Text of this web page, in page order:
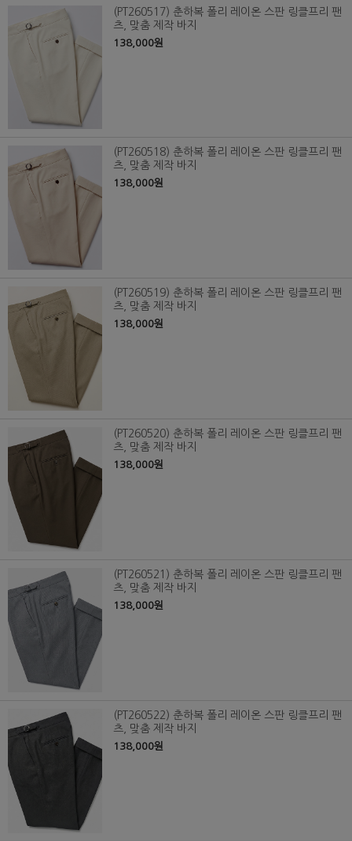
(PT260517) 춘하복 폴리 레이온 스판 링클프리 팬
츠, 맞춤 제작 바지
138,000원
(PT260518) 춘하복 폴리 레이온 스판 링클프리 팬
츠, 맞춤 제작 바지
138,000원
(PT260519) 춘하복 폴리 레이온 스판 링클프리 팬
츠, 맞춤 제작 바지
138,000원
(PT260520) 춘하복 폴리 레이온 스판 링클프리 팬
츠, 맞춤 제작 바지
138,000원
(PT260521) 춘하복 폴리 레이온 스판 링클프리 팬
츠, 맞춤 제작 바지
138,000원
(PT260522) 춘하복 폴리 레이온 스판 링클프리 팬
츠, 맞춤 제작 바지
138,000원